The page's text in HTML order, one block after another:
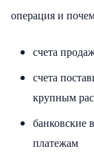
операция и
счета
счета
крупным
банковские
платежам